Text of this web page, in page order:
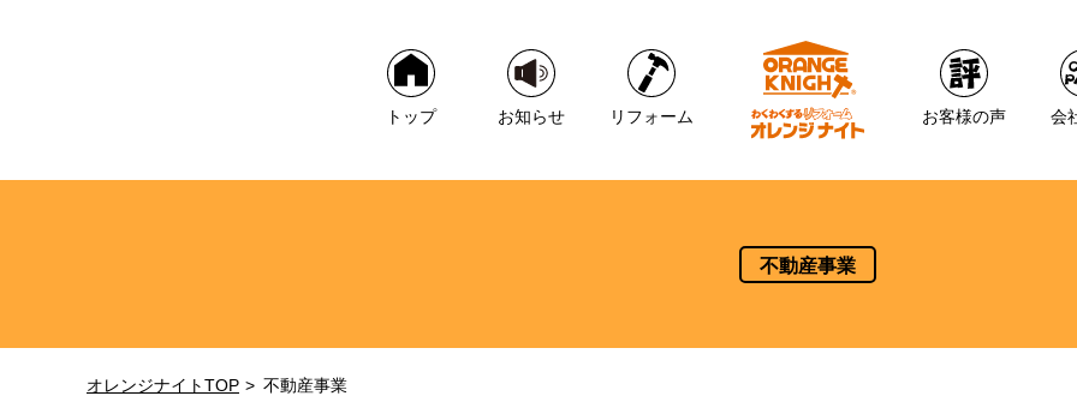
トップ お知らせ リフォーム お客様の声 会
不動産事業
オレンジナイトTOP 不動産事業